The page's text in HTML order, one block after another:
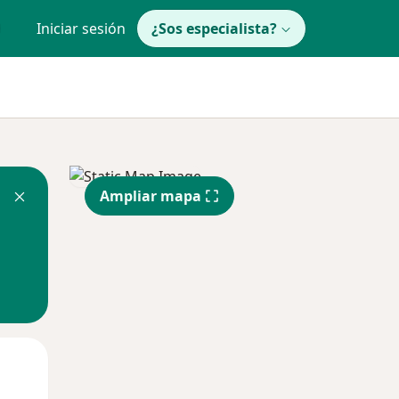
Iniciar sesión ¿Sos especialista?
Ampliar mapa